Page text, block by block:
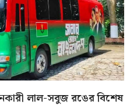
লাল-সবুজ রঙের বিশেষ